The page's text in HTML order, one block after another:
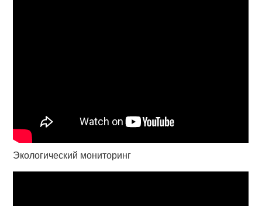
Экологический мониторинг